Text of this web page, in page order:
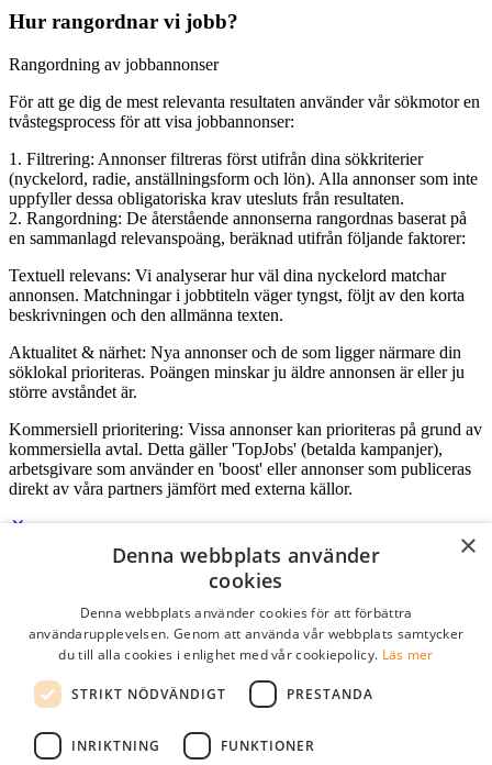
Hur rangordnar vi jobb?
Rangordning av jobbannonser
För att ge dig de mest relevanta resultaten använder vår sökmotor en
tvåstegsprocess för att visa jobbannonser:
1. Filtrering: Annonser filtreras först utifrån dina sökkriterier
(nyckelord, radie, anställningsform och lön). Alla annonser som inte
uppfyller dessa obligatoriska krav utesluts från resultaten.
2. Rangordning: De återstående annonserna rangordnas baserat på
en sammanlagd relevanspoäng, beräknad utifrån följande faktorer:
Textuell relevans: Vi analyserar hur väl dina nyckelord matchar
annonsen. Matchningar i jobbtiteln väger tyngst, följt av den korta
beskrivningen och den allmänna texten.
Aktualitet & närhet: Nya annonser och de som ligger närmare din
söklokal prioriteras. Poängen minskar ju äldre annonsen är eller ju
större avståndet är.
Kommersiell prioritering: Vissa annonser kan prioriteras på grund av
kommersiella avtal. Detta gäller 'TopJobs' (betalda kampanjer),
arbetsgivare som använder en 'boost' eller annonser som publiceras
direkt av våra partners jämfört med externa källor.
Logga in som företag
Lösenord
kom ihåg mig
logga in
×
Denna webbplats använder
cookies
Denna webbplats använder cookies för att förbättra
användarupplevelsen. Genom att använda vår webbplats samtycker
du till alla cookies i enlighet med vår cookiepolicy. Läs mer
STRIKT NÖDVÄNDIGT PRESTANDA
INRIKTNING FUNKTIONER